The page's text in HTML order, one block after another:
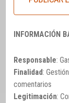
INFORMACIÓN
Responsable:
Finalidad:
comentarios
Legitimación: